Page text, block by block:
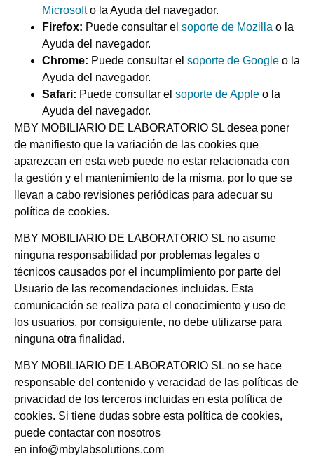
Microsofto la Ayuda del navegador.
Firefox: Puede consultar el soporte de Mozilla o la
Ayuda del navegador.
Chrome: Puede consultar el soporte de Google o la
Ayuda del navegador.
Safari: Puede consultar el soporte de Apple o la
Ayuda del navegador.
MBY MOBILIARIO DE LABORATORIO SL desea poner
de manifiesto que la variación de las cookies que
aparezcan en esta web puede no estar relacionada con
la gestión y el mantenimiento de la misma, por lo que se
llevan a cabo revisiones periódicas para adecuar su
política de cookies.
MBY MOBILIARIO DE LABORATORIO SL no asume
ninguna responsabilidad por problemas legales o
técnicos causados por el incumplimiento por parte del
Usuario de las recomendaciones incluidas. Esta
comunicación se realiza para el conocimiento y uso de
los usuarios, por consiguiente, no debe utilizarse para
ninguna otra finalidad.
MBY MOBILIARIO DE LABORATORIO SL no se hace
responsable del contenido y veracidad de las políticas de
privacidad de los terceros incluidas en esta política de
cookies. Si tiene dudas sobre esta política de cookies,
puede contactar con nosotros
en info@mbylabsolutions.com